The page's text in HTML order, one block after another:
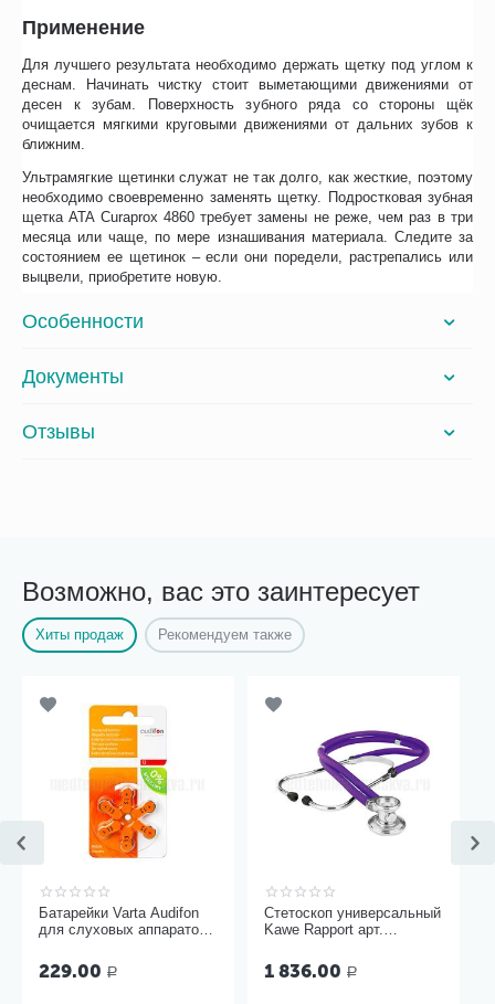
Применение
Для лучшего результата необходимо держать щетку под углом к
деснам. Начинать чистку стоит выметающими движениями от
десен к зубам. Поверхность зубного ряда со стороны щёк
очищается мягкими круговыми движениями от дальних зубов к
ближним.
Ультрамягкие щетинки служат не так долго, как жесткие, поэтому
необходимо своевременно заменять щетку. Подростковая зубная
щетка ATA Curaprox 4860 требует замены не реже, чем раз в три
месяца или чаще, по мере изнашивания материала. Следите за
состоянием ее щетинок – если они поредели, растрепались или
выцвели, приобретите новую.
Особенности
Документы
Отзывы
Возможно, вас это заинтересует
Хиты продаж Рекомендуем также
Батарейки Varta Audifon
для слуховых аппаратов
229.00 Р
Стетоскоп универсальный
Kawe Rapport арт.
1 836.00 Р